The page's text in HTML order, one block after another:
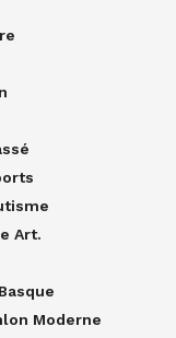
Art.
Moderne